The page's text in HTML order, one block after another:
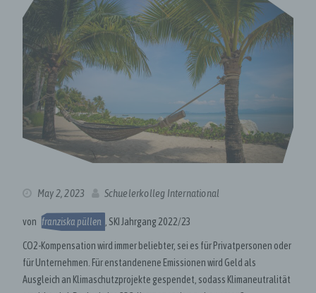
May 2, 2023 Schuelerkolleg International
von franziska püllen , SKI Jahrgang 2022/23
CO2-Kompensation wird immer beliebter, sei es für Privatpersonen oder
für Unternehmen. Für enstandenene Emissionen wird Geld als
Ausgleich an Klimaschutzprojekte gespendet, sodass Klimaneutralität